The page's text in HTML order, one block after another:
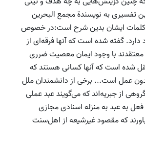
تفسیری به نویسندة مجمع ‌البحرین
ایشان بدین شرح است:در خصوص
دارد. گفته شده است که آنها فرقه‌ای از
معتقدند با وجود ایمان معصیت ضرری
نقل شده است که آنها کسانی هستند که
عمل است... برخی از دانشمندان ملل
از جبریه‌اند که می‌گویند عبد عملی
به عبد به منزله اسنادی مجازی
که مقصود غیرشیعه از اهل‌سنت